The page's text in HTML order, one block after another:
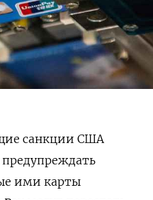
санкции США
ими карты